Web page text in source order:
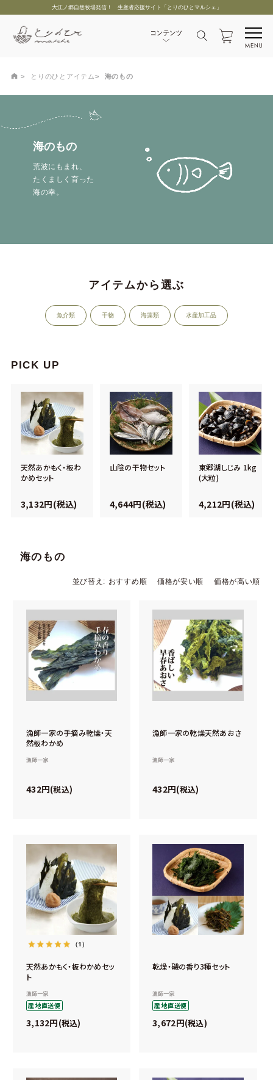
大江ノ郷自然牧場発信！ 生産者応援サイト「とりのひとマルシェ」
とりのひとアイテム 海のもの
海のもの
荒波にもまれ、
たくましく育った
海の幸。
アイテムから選ぶ
魚介類 干物 海藻類 水産加工品
PICK UP
天然あかもく・板わ
かめセット
3,132円(税込)
山陰の干物セット
4,644円(税込)
東郷湖しじみ 1kg
(大粒)
4,212円(税込)
海のもの
並び替え おすすめ順 価格が安い順 価格が高い順
漁師一家の手摘み乾燥・天
然板わかめ
漁師一家
432 税込
漁師一家の乾燥天然あおさ
漁師一家
432 税込
（1）
天然あかもく・板わかめセッ
ト
漁師一家
産地直送便
3,132 税込
乾燥・磯の香り3種セット
漁師一家
産地直送便
3,672 税込